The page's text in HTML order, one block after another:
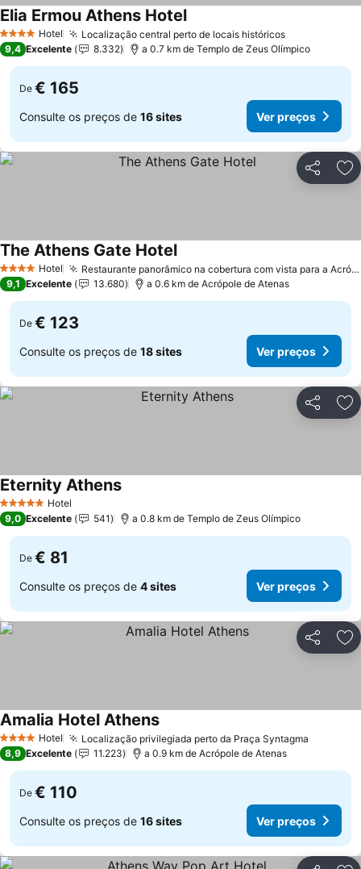
4 EstrelasHotel Localização central perto de locais históricos
Elia Ermou Athens Hotel
9,4 Excelente 8.332 a 0.7 km de Templo de Zeus Olímpico
De € 165
Consulte os preços de 16 sites Ver preços
Partilhar
4 EstrelasHotel Restaurante panorâmico na cobertura com vista para a Acrópole
The Athens Gate Hotel
9,1 Excelente 13.680 a 0.6 km de Acrópole de Atenas
De € 123
Consulte os preços de 18 sites Ver preços
Partilhar
5 Estrelas Hotel
Eternity Athens
9,0 Excelente 541 a 0.8 km de Templo de Zeus Olímpico
De € 81
Consulte os preços de 4 sites Ver preços
Partilhar
4 EstrelasHotel Localização privilegiada perto da Praça Syntagma
Amalia Hotel Athens
8,9 Excelente 11.223 a 0.9 km de Acrópole de Atenas
De € 110
Consulte os preços de 16 sites Ver preços